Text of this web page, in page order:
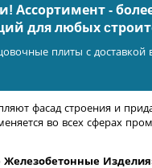
Ассортимент -
для любых
плиты с доставкой
фасад строения и
во всех сферах